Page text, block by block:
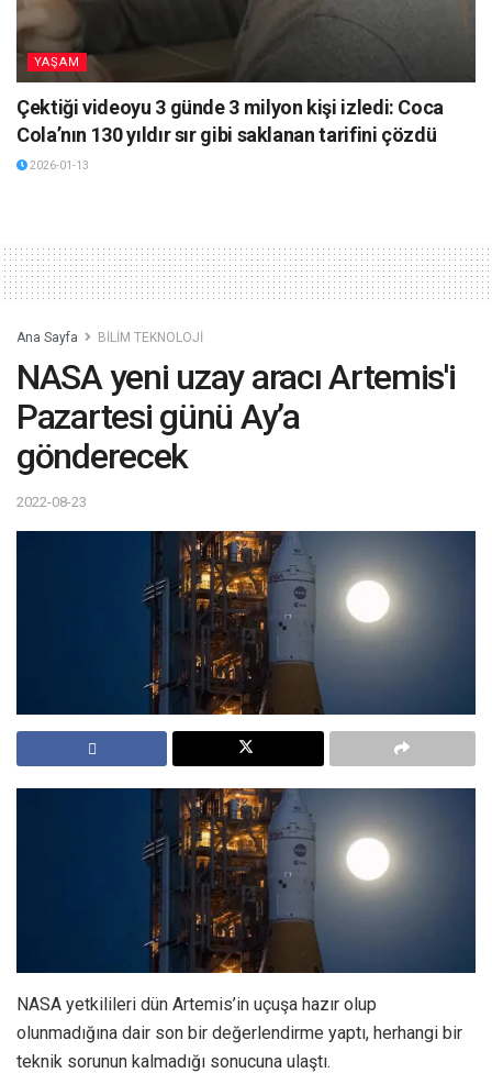
YAŞAM
Çektiği videoyu 3 günde 3 milyon kişi izledi: Coca
Cola’nın 130 yıldır sır gibi saklanan tarifini çözdü
2026-01-13
Ana Sayfa BİLİM TEKNOLOJİ
NASA yeni uzay aracı Artemis'i
Pazartesi günü Ay’a
gönderecek
2022-08-23
NASA yetkilileri dün Artemis’in uçuşa hazır olup
olunmadığına dair son bir değerlendirme yaptı, herhangi bir
teknik sorunun kalmadığı sonucuna ulaştı.